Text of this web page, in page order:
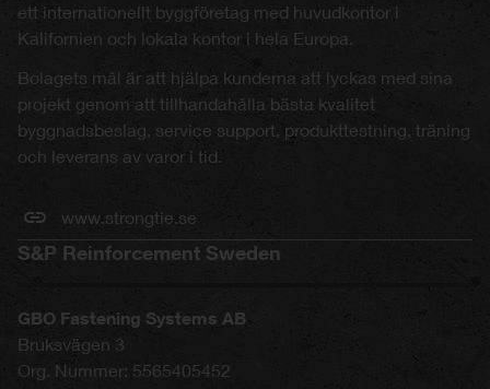
ett internationellt byggföretag med huvudkontor i
Kalifornien och lokala kontor i hela Europa.
Bolagets mål är att hjälpa kunderna att lyckas med sina
projekt genom att tillhandahålla bästa kvalitet
byggnadsbeslag, service support, produkttestning, träning
och leverans av varor i tid.
www.strongtie.se
S&P Reinforcement Sweden
GBO Fastening Systems AB
Bruksvägen 3
Org. Nummer: 5565405452